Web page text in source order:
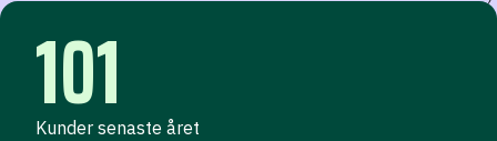
101
Kunder senaste året